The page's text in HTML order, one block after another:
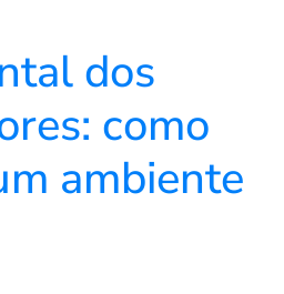
dos
como
ambiente